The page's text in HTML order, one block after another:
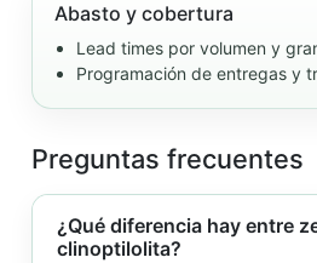
Abasto y cobertura
Lead times por volumen y
Programación de entregas y
Preguntas frecuentes
¿Qué diferencia hay entre
clinoptilolita?